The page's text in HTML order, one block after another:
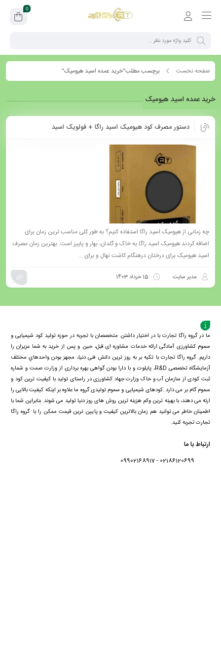
0
صفحه نخست برچسب مطلب"خرید عمده اسید هیومیک"
خرید عمده اسید هیومیک
دستور مصرف کود هیومیک اسید راگا + فولویک اسید
چه زمانی از هیومیک اسید راگا استفاده کنیم؟ به طور کلی مناسب ترین زمان برای
اضافه کردند هیومیک اسید راگا به خاک و گلدان، بهار و پاییز است. بهترین زمان مصرف
اسید هیومیک برای درختان درهنگام کاشت نهال و برای ...
مدیر سایت 15 خرداد 1403
ما در گروه راگا تجارت با در اختیار داشتن متخصصان با تجربه در حوزه تولید کود شیمیایی و
سموم کشاورزی آمادگی ارائه خدمات مشاوره ای قبل، حین و پس از خرید به شما عزیزان را
داریم. گروه راگا تجارت با تكيه بر به روز ترین دانش فنی دنيا، مجهز بودن واحدهاي مختلف
آزمايشگاه تخصصی R&D، پايلوت و با دارا بودن گواهی بهره برداری از وزارت صمت و شماره
ثبت کودی از سازمان آب و خاک وزارت جهاد کشاورزی در راستای تولید با کیفیت ترین کود و
سموم گام بر می دارد .کودهای شیمیایی و سموم تولیدی گروه ما علاوه بر اینکه کیفیت بالایی را
ارئه می دهند، با بهینه ترین وکم هزینه ترین روش های روز دنیا تولید می شوند. بنابراین شما با
اطمینان خاطر می توانید هم زمان بالاترین کیفیت و پایین ترین قیمت ممکن را با گروه راگا
تجارت تجربه کنید.
ارتباط با ما
02186120699 - 09902168917